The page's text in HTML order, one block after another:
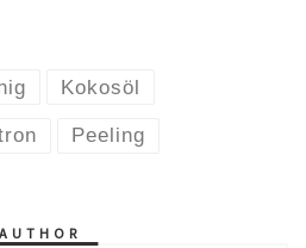
Kokosöl
Peeling
AUTHOR